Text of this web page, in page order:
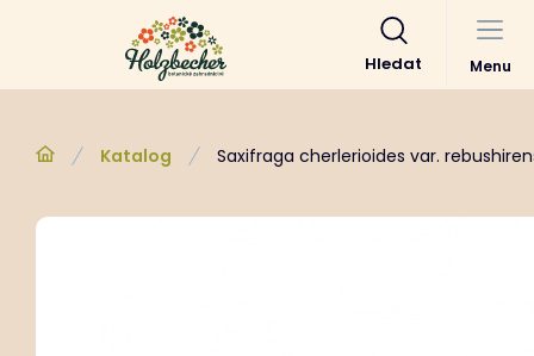
Hledat Menu
Katalog Saxifraga cherlerioides var.